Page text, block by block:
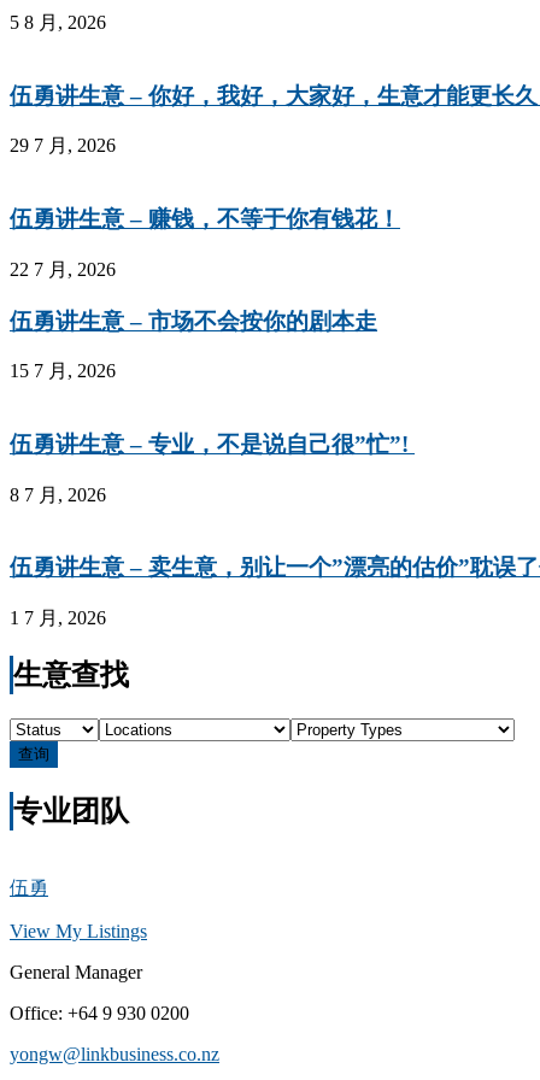
5 8 月, 2026
伍勇讲生意 – 你好，我好，大家好，生意才能更长
29 7 月, 2026
伍勇讲生意 – 赚钱，不等于你有钱花！
22 7 月, 2026
伍勇讲生意 – 市场不会按你的剧本走
15 7 月, 2026
伍勇讲生意 – 专业，不是说自己很”忙”!
8 7 月, 2026
伍勇讲生意 – 卖生意，别让一个”漂亮的估价”耽误
1 7 月, 2026
生意查找
查询
专业团队
伍勇
View My Listings
General Manager
Office: +64 9 930 0200
yongw@linkbusiness.co.nz